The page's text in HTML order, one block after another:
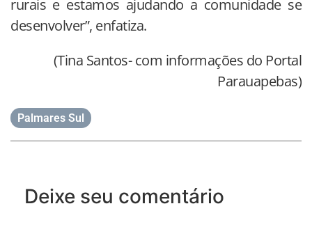
rurais e estamos ajudando a comunidade se
desenvolver”, enfatiza.
(Tina Santos- com informações do Portal
Parauapebas)
Palmares Sul
Deixe seu comentário